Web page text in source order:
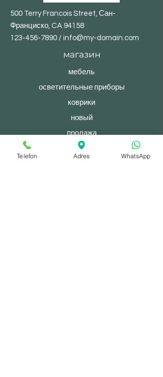
500 Terry Francois Street, Сан-
Франциско, CA 94158
123-456-7890 / info@my-domain.com
магазин
мебель
осветительные приборы
коврики
новый
продажа
Telefon Adres WhatsApp